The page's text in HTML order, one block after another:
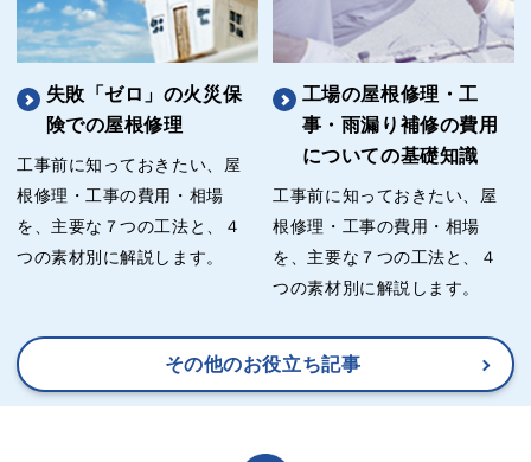
失敗「ゼロ」の火災保
険での屋根修理
工事前に知っておきたい、屋
根修理・工事の費用・相場
を、主要な７つの工法と、４
つの素材別に解説します。
工場の屋根修理・工
事・雨漏り補修の費用
についての基礎知識
工事前に知っておきたい、屋
根修理・工事の費用・相場
を、主要な７つの工法と、４
つの素材別に解説します。
その他のお役立ち記事